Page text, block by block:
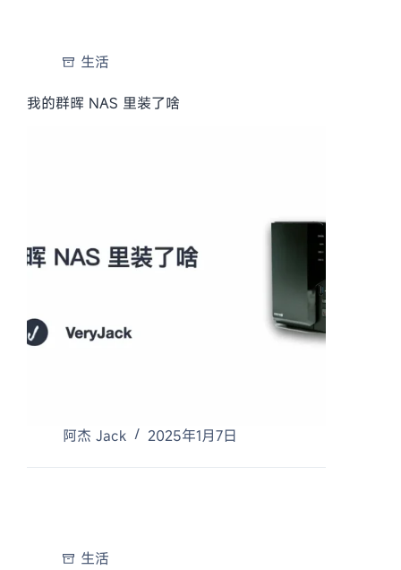
生活
我的群晖 NAS 里装了啥
阿杰 Jack 2025年1月7日
生活